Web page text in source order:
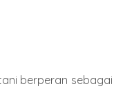
berperan sebagai